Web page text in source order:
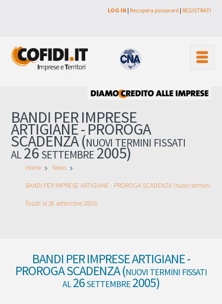
LOG IN | Recupera password | REGISTRATI
BANDI PER IMPRESE
ARTIGIANE - PROROGA
SCADENZA (nuovi termini fissati
al 26 settembre 2005)
Home News
BANDI PER IMPRESE ARTIGIANE - PROROGA SCADENZA (nuovi termini
fissati al 26 settembre 2005)
BANDI PER IMPRESE ARTIGIANE -
PROROGA SCADENZA (nuovi termini fissati
al 26 settembre 2005)